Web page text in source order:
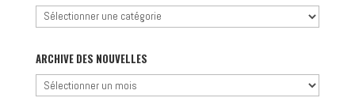
Chercher
catégorie
ARCHIVE DES NOUVELLES
Archive